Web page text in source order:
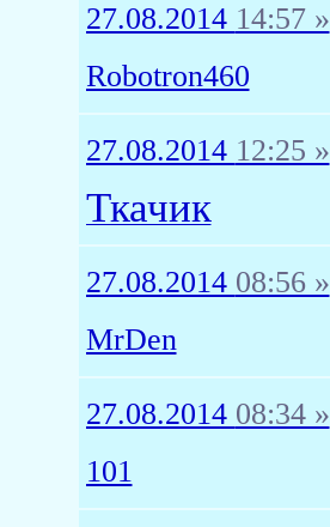
27.08.2014 14:57 »
Robotron460
27.08.2014 12:25 »
Ткачик
27.08.2014 08:56 »
MrDen
27.08.2014 08:34 »
101